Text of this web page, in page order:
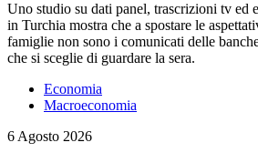
Uno studio su dati panel, trascrizioni tv ed
in Turchia mostra che a spostare le
famiglie non sono i comunicati delle
che si sceglie di guardare la sera.
Economia
Macroeconomia
6 Agosto 2026